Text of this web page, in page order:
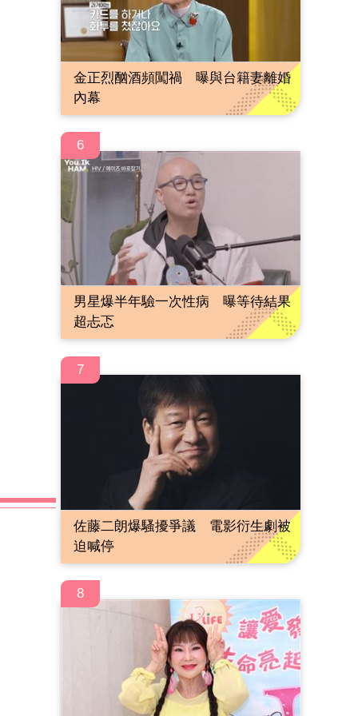
金正烈酗酒頻闖禍 曝與台籍妻離婚
內幕
6
男星爆半年驗一次性病 曝等待結果
超忐忑
7
佐藤二朗爆騷擾爭議 電影衍生劇被
迫喊停
8